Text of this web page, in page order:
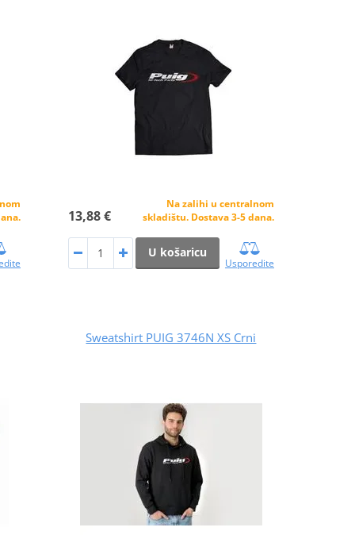
13,88 €
Na zalihi u centralnom
skladištu. Dostava 3-5 dana.
U košaricu
Usporedite
Sweatshirt PUIG 3746N XS Crni